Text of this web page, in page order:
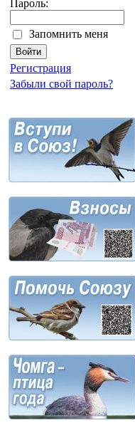
Пароль:
Запомнить меня
Регистрация
Забыли свой пароль?